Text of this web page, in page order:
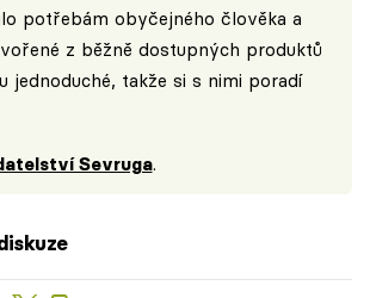
potřebám obyčejného člověka a
z běžně dostupných produktů
jednoduché, takže si s nimi poradí
Sevruga.